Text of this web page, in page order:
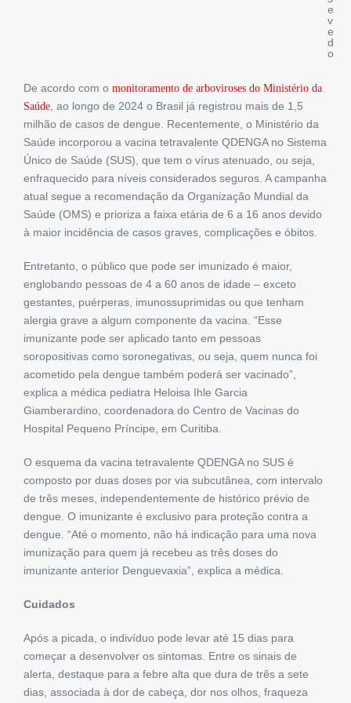
e
v
e
d
o
De acordo com o monitoramento de arboviroses do Ministério da
Saúde, ao longo de 2024 o Brasil já registrou mais de 1,5
milhão de casos de dengue. Recentemente, o Ministério da
Saúde incorporou a vacina tetravalente QDENGA no Sistema
Único de Saúde (SUS), que tem o vírus atenuado, ou seja,
enfraquecido para níveis considerados seguros. A campanha
atual segue a recomendação da Organização Mundial da
Saúde (OMS) e prioriza a faixa etária de 6 a 16 anos devido
à maior incidência de casos graves, complicações e óbitos.
Entretanto, o público que pode ser imunizado é maior,
englobando pessoas de 4 a 60 anos de idade – exceto
gestantes, puérperas, imunossuprimidas ou que tenham
alergia grave a algum componente da vacina. “Esse
imunizante pode ser aplicado tanto em pessoas
soropositivas como soronegativas, ou seja, quem nunca foi
acometido pela dengue também poderá ser vacinado”,
explica a médica pediatra Heloisa Ihle Garcia
Giamberardino, coordenadora do Centro de Vacinas do
Hospital Pequeno Príncipe, em Curitiba.
O esquema da vacina tetravalente QDENGA no SUS é
composto por duas doses por via subcutânea, com intervalo
de três meses, independentemente de histórico prévio de
dengue. O imunizante é exclusivo para proteção contra a
dengue. “Até o momento, não há indicação para uma nova
imunização para quem já recebeu as três doses do
imunizante anterior Denguevaxia”, explica a médica.
Cuidados
Após a picada, o indivíduo pode levar até 15 dias para
começar a desenvolver os sintomas. Entre os sinais de
alerta, destaque para a febre alta que dura de três a sete
dias, associada à dor de cabeça, dor nos olhos, fraqueza